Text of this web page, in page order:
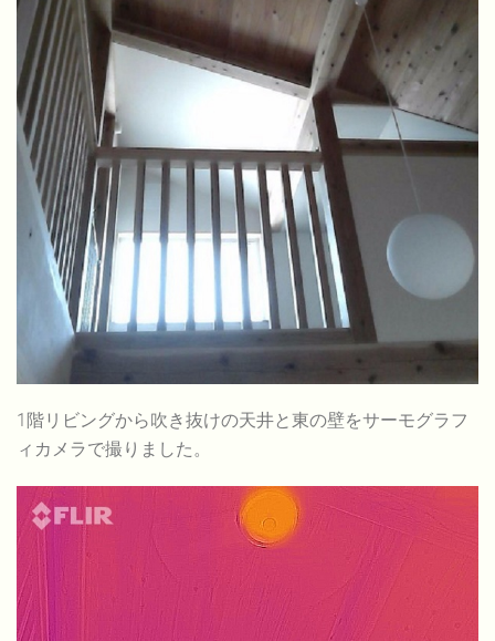
1階リビングから吹き抜けの天井と東の壁をサーモグラフ
ィカメラで撮りました。